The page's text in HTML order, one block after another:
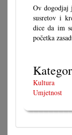
Ov dogodjaj
susretov i
dice da im
početka
Kultura
Umjetnost